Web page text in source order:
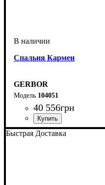
Спальня Кармен
GERBOR
104051
40 556грн
Быстрая Доставка